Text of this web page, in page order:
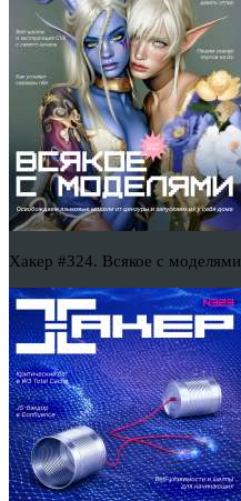
Хакер #324. Всякое с моделями